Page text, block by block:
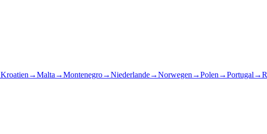
Kroatien →Malta →Montenegro→Niederlande→Norwegen →Polen →Portugal →